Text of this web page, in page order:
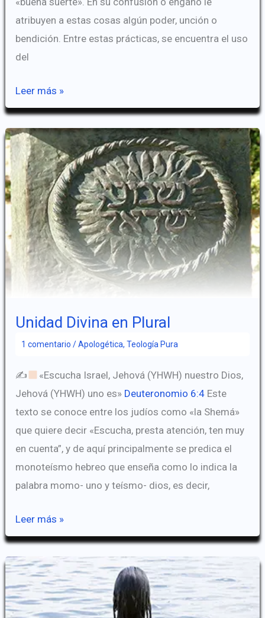
atribuyen a estas cosas algún poder, unción o
bendición. Entre estas prácticas, se encuentra el uso
del
El
shofar
y
sus
usos
según
la
Biblia.
Leer más »
Unidad Divina en Plural
1 comentario /Apologética,Teología Pura
✍
«Escucha Israel, Jehová (YHWH) nuestro Dios,
Jehová (YHWH) uno es» Deuteronomio 6:4 Este
texto se conoce entre los judíos como «la Shemá»
que quiere decir «Escucha, presta atención, ten muy
en cuenta”, y de aquí principalmente se predica el
monoteísmo hebreo que enseña como lo indica la
palabra momo- uno y teísmo- dios, es decir,
Unidad
Divina
en
Plural
Leer más »